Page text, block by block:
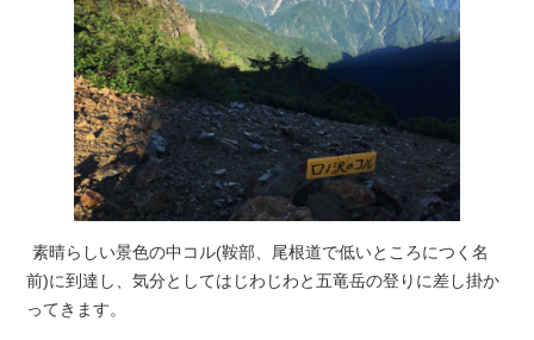
素晴らしい景色の中コル(鞍部、尾根道で低いところにつく名
前)に到達し、気分としてはじわじわと五竜岳の登りに差し掛か
ってきます。